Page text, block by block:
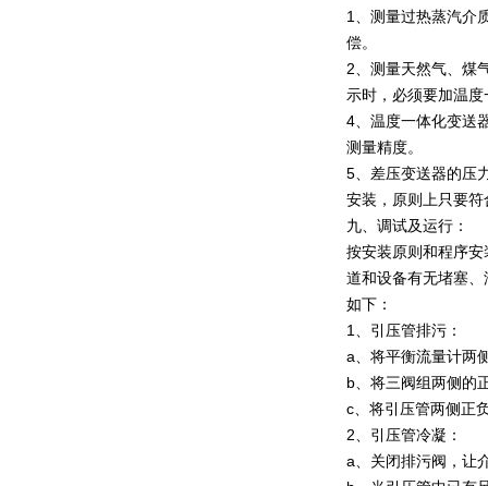
1、测量过热蒸汽介
偿。
2、测量天然气、煤
示时，必须要加温
4、温度一体化变送
测量精度。
5、差压变送器的压
安装，原则上只要
九、调试及运行：
按安装原则和程序
道和设备有无堵塞
如下：
1、引压管排污：
a、将平衡流量计两
b、将三阀组两侧的
c、将引压管两侧正
2、引压管冷凝：
a、关闭排污阀，让